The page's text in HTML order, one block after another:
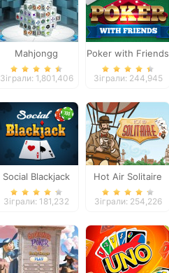
Mahjongg
Dimensions
Зіграли: 1,801,406
Poker with Friends
Зіграли: 244,945
Social Blackjack
Зіграли: 181,232
Hot Air Solitaire
Зіграли: 254,226